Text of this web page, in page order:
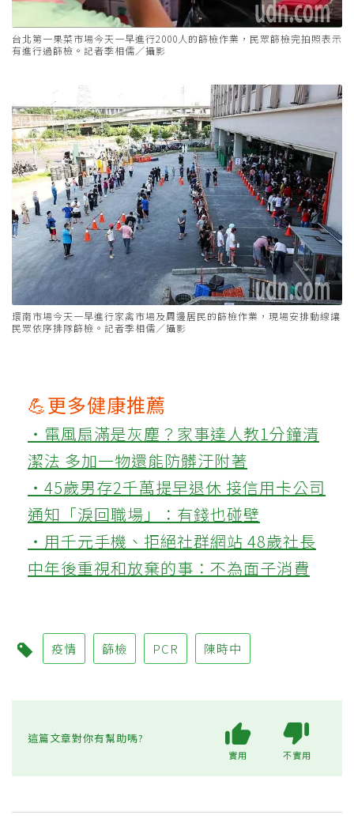
台北第一果菜市場今天一早進行2000人的篩檢作業，民眾篩檢完拍照表示
有進行過篩檢。記者季相儒／攝影
環南市場今天一早進行家禽市場及周邊居民的篩檢作業，現場安排動線讓
民眾依序排隊篩檢。記者季相儒／攝影
💪更多健康推薦
‧電風扇滿是灰塵？家事達人教1分鐘清
潔法 多加一物還能防髒汙附著
‧45歲男存2千萬提早退休 接信用卡公司
通知「淚回職場」：有錢也碰壁
‧用千元手機、拒絕社群網站 48歲社長
中年後重視和放棄的事：不為面子消費
疫情 篩檢 PCR 陳時中
這篇文章對你有幫助嗎?
實用 不實用